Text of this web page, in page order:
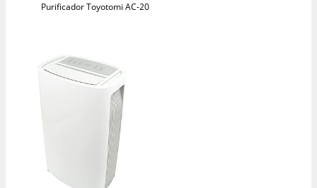
Purificador Toyotomi AC-20